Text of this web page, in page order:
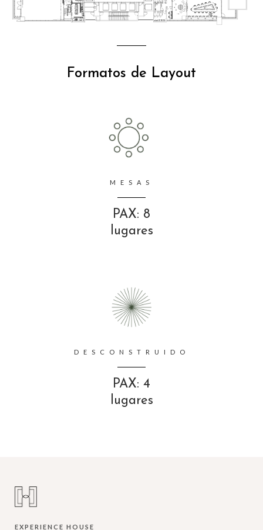
Formatos de Layout
MESAS
PAX: 8
lugares
DESCONSTRUIDO
PAX: 4
lugares
EXPERIENCE HOUSE